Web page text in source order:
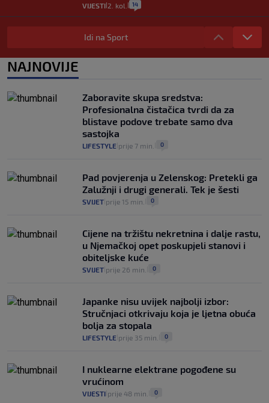
VIJESTI 2. kol. 14
"Kći je otišla na more, a zaboravila
zdravstvenu iskaznicu". Kakva su prava
pacijenata izvan mjesta prebivališta?
1
Plenković na 15 dana ukine mjere: "Ne bi
se dogodilo ništa. Vlada se zaljubila u te
intervencije"
30. srp. 25
Idi na Sport
NAJNOVIJE
Zaboravite skupa sredstva:
Profesionalna čistačica tvrdi da za
blistave podove trebate samo dva
sastojka
LIFESTYLE prije 7 min. 0
Pad povjerenja u Zelenskog: Pretekli ga
Zalužnji i drugi generali. Tek je šesti
SVIJET prije 15 min. 0
Cijene na tržištu nekretnina i dalje rastu,
u Njemačkoj opet poskupjeli stanovi i
obiteljske kuće
SVIJET prije 26 min. 0
Japanke nisu uvijek najbolji izbor:
Stručnjaci otkrivaju koja je ljetna obuća
bolja za stopala
LIFESTYLE prije 35 min. 0
I nuklearne elektrane pogođene su
vrućinom
VIJESTI prije 48 min. 0